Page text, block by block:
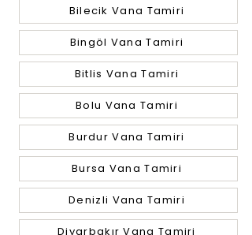
Bilecik Vana Tamiri
Bingöl Vana Tamiri
Bitlis Vana Tamiri
Bolu Vana Tamiri
Burdur Vana Tamiri
Bursa Vana Tamiri
Denizli Vana Tamiri
Diyarbakır Vana Tamiri